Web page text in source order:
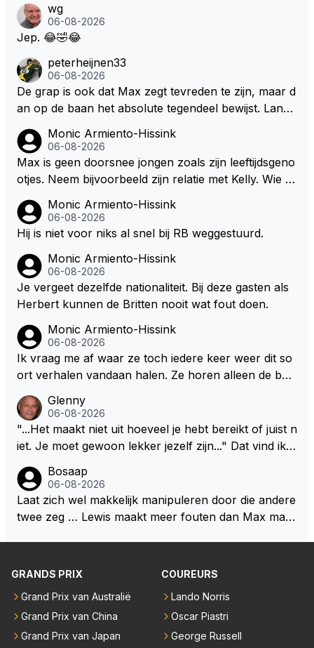
s. Je kunt de Staat het best vergelijken met de sherif
f van Nottinghem (Robin Hood) welk achter de bom
m/haar van zijn laatste zuurverdiende stuiver te ber
oven. De Staat heeft nooit ooit maar een stuiver in Z
andvoort willen investeren en dat zal ook nooit gebe
uren. Afdragen van BTW gelden en vergunningen bi
j dergelijke sportievefestiviteiten MOET je dan weer
wel afstaan, de parasiet.
wg
06-08-2026
Jep. 😂🤣😂
peterheijnen33
06-08-2026
De grap is ook dat Max zegt tevreden te zijn, maar d
an op de baan het absolute tegendeel bewijst. Lando
dan eigenlijk niet echt zien. ;)
Monic Armiento-Hissink
06-08-2026
Max is geen doorsnee jongen zoals zijn leeftijdsgeno
otjes. Neem bijvoorbeeld zijn relatie met Kelly. Wie g
artjes ouder is en al een kleine heeft van een voorm
alig RB-lid op de leeftijd van 23 jaar? Hij doet dingen
oon. Ieder jaar is er in Hongarije een uitje voor zijn t
eam. Op 28-jarige leeftijd is hij al eigenaar van een su
ccesvol raceteam. Hij is niet alleen speciaal in de aut
Monic Armiento-Hissink
06-08-2026
Hij is niet voor niks al snel bij RB weggestuurd.
Monic Armiento-Hissink
06-08-2026
Je vergeet dezelfde nationaliteit. Bij deze gasten als
Herbert kunnen de Britten nooit wat fout doen.
Monic Armiento-Hissink
06-08-2026
Ik vraag me af waar ze toch iedere keer weer dit so
ort verhalen vandaan halen. Ze horen alleen de boa
gedaan worden als ie nog vol adrenaline zit, maar ni
emand weet wat er zich afspeelt achter gesloten de
uren. Bovendien werken er 2000 man bij RB en niet
er elkaar mensen een andere uitdagingen zoeken of
niet meer in de F1 willen werken is niet zo gek als de
meesten van hen al sinds dat RB hun intrede deed a
anwezig waren. De mensen die nu een aantal van di
e lege plaatsen op gaan vullen hebben ook al jaren
n meer. Ook andere teams verliezen mensen. Er wo
rdt teveel drama van gemaakt.
Glenny
06-08-2026
"...Het maakt niet uit hoeveel je hebt bereikt of juist n
iet. Je moet gewoon lekker jezelf zijn..." Dat vind ik z
waliteit en niet om kwantiteit in het (zijn) leven. Voor
zo'n mindset in een wereld waarin het nota bene he
el vaak juist WEL om kwantiteit draait, en dat op z
bben. Toen hij zijn eerste titel in Abu Dhabi won in 2
raag wilde. Max was tevreden, de rest is bonus. Iets
dergelijks heb ik bijvoorbeeld Lando Norris nog niet
horen zeggen. Eigenlijk nog geen enkele andere cou
reur...
Bosaap
06-08-2026
Laat zich wel makkelijk manipuleren door die andere
twee zeg … Lewis maakt meer fouten dan Max maar
materiaal .. Het kan en mag nooit zo zijn dat hij qua r
an begrijpt je het echt niet en doe je Lewis en Max to
ch echt te kort ..
GRANDS PRIX
Grand Prix van Australië
Grand Prix van China
Grand Prix van Japan
COUREURS
Lando Norris
Oscar Piastri
George Russell